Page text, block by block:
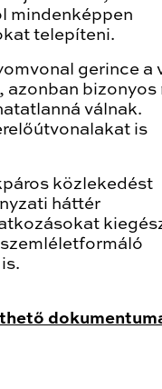
mindenképpen
telepíteni.
gerince a
azonban bizonyos
válnak.
is
közlekedést
háttér